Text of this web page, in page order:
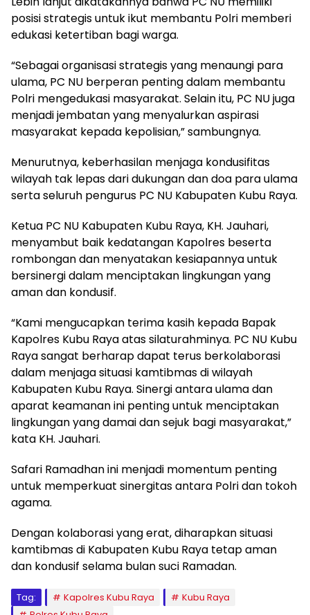
posisi strategis untuk ikut membantu Polri memberi
edukasi ketertiban bagi warga.
“Sebagai organisasi strategis yang menaungi para
ulama, PC NU berperan penting dalam membantu
Polri mengedukasi masyarakat. Selain itu, PC NU juga
menjadi jembatan yang menyalurkan aspirasi
masyarakat kepada kepolisian,” sambungnya.
Menurutnya, keberhasilan menjaga kondusifitas
wilayah tak lepas dari dukungan dan doa para ulama
serta seluruh pengurus PC NU Kabupaten Kubu Raya.
Ketua PC NU Kabupaten Kubu Raya, KH. Jauhari,
menyambut baik kedatangan Kapolres beserta
rombongan dan menyatakan kesiapannya untuk
bersinergi dalam menciptakan lingkungan yang
aman dan kondusif.
“Kami mengucapkan terima kasih kepada Bapak
Kapolres Kubu Raya atas silaturahminya. PC NU Kubu
Raya sangat berharap dapat terus berkolaborasi
dalam menjaga situasi kamtibmas di wilayah
Kabupaten Kubu Raya. Sinergi antara ulama dan
aparat keamanan ini penting untuk menciptakan
lingkungan yang damai dan sejuk bagi masyarakat,”
kata KH. Jauhari.
Safari Ramadhan ini menjadi momentum penting
untuk memperkuat sinergitas antara Polri dan tokoh
agama.
Dengan kolaborasi yang erat, diharapkan situasi
kamtibmas di Kabupaten Kubu Raya tetap aman
dan kondusif selama bulan suci Ramadan.
Tag: Kapolres Kubu Raya
Kubu Raya